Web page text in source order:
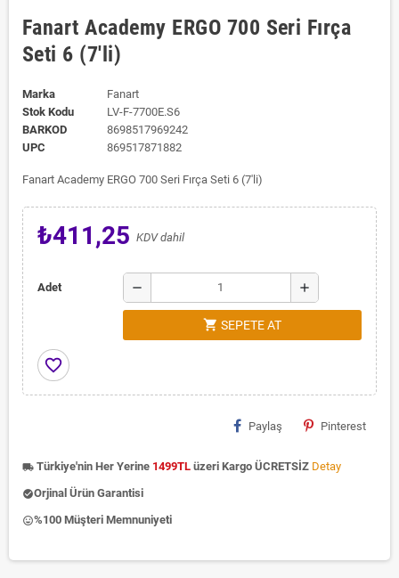
Fanart Academy ERGO 700 Seri Fırça
Seti 6 (7'li)
Marka
Fanart
Stok Kodu
LV-F-7700E.S6
BARKOD
8698517969242
UPC
869517871882
Fanart Academy ERGO 700 Seri Fırça Seti 6 (7'li)
₺411,25 KDV dahil
Adet remove add
shopping_cart SEPETE AT
favorite_border
Paylaş Pinterest
local_shipping Türkiye'nin Her Yerine 1499TL üzeri Kargo ÜCRETSİZ Detay
check_circleOrjinal Ürün Garantisi
insert_emoticon%100 Müşteri Memnuniyeti